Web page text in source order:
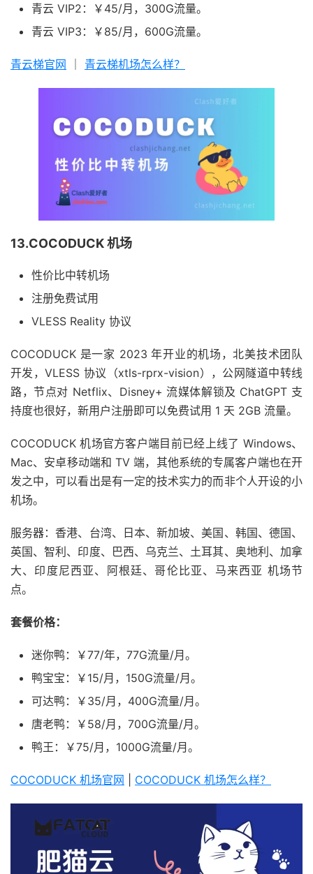
青云 VIP2：￥45/月，300G流量。
青云 VIP3：￥85/月，600G流量。
青云梯官网 青云梯机场怎么样？
13.COCODUCK 机场
性价比中转机场
注册免费试用
VLESS Reality 协议
COCODUCK 是一家 2023 年开业的机场，北美技术团队
开发，VLESS 协议（xtls-rprx-vision），公网隧道中转线
路，节点对 Netflix、Disney+ 流媒体解锁及 ChatGPT 支
持度也很好，新用户注册即可以免费试用 1 天 2GB 流量。
COCODUCK 机场官方客户端目前已经上线了 Windows、
Mac、安卓移动端和 TV 端，其他系统的专属客户端也在开
发之中，可以看出是有一定的技术实力的而非个人开设的小
机场。
服务器：香港、台湾、日本、新加坡、美国、韩国、德国、
英国、智利、印度、巴西、乌克兰、土耳其、奥地利、加拿
大、印度尼西亚、阿根廷、哥伦比亚、马来西亚 机场节
点。
套餐价格：
迷你鸭：￥77/年，77G流量/月。
鸭宝宝：￥15/月，150G流量/月。
可达鸭：￥35/月，400G流量/月。
唐老鸭：￥58/月，700G流量/月。
鸭王：￥75/月，1000G流量/月。
COCODUCK 机场官网 COCODUCK 机场怎么样？